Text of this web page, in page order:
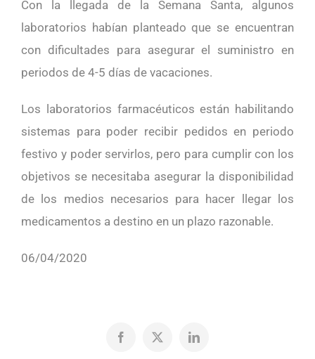
Con la llegada de la Semana Santa, algunos
laboratorios habían planteado que se encuentran
con dificultades para asegurar el suministro en
periodos de 4-5 días de vacaciones.
Los laboratorios farmacéuticos están habilitando
sistemas para poder recibir pedidos en periodo
festivo y poder servirlos, pero para cumplir con los
objetivos se necesitaba asegurar la disponibilidad
de los medios necesarios para hacer llegar los
medicamentos a destino en un plazo razonable.
06/04/2020
Facebook
X LinkedIn